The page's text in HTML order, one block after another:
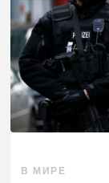
В МИРЕ